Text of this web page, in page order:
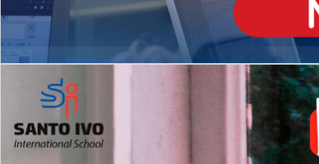
Matrículas Abertas 2026
2º AO 5º ANO FUNDAMENTAL